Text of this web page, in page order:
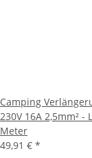
Camping
230V 16A 2,5mm²
Meter
49,91 € *